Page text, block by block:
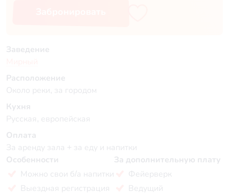
Заведение
Расположение
Около реки, за городом
Кухня
Русская, европейская
Оплата
За аренду зала + за еду и напитки
Особенности
Можно свои б/а напитки
Выездная регистрация
За дополнительную плату
Фейерверк
Ведущий